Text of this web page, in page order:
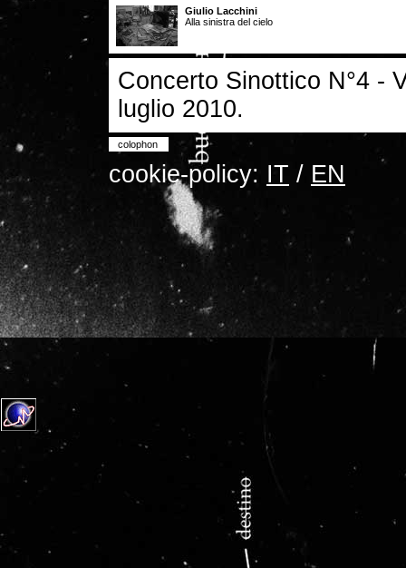
Giulio Lacchini
Alla sinistra del cielo
Concerto Sinottico N°4 -
luglio 2010.
colophon
cookie-policy: IT / EN